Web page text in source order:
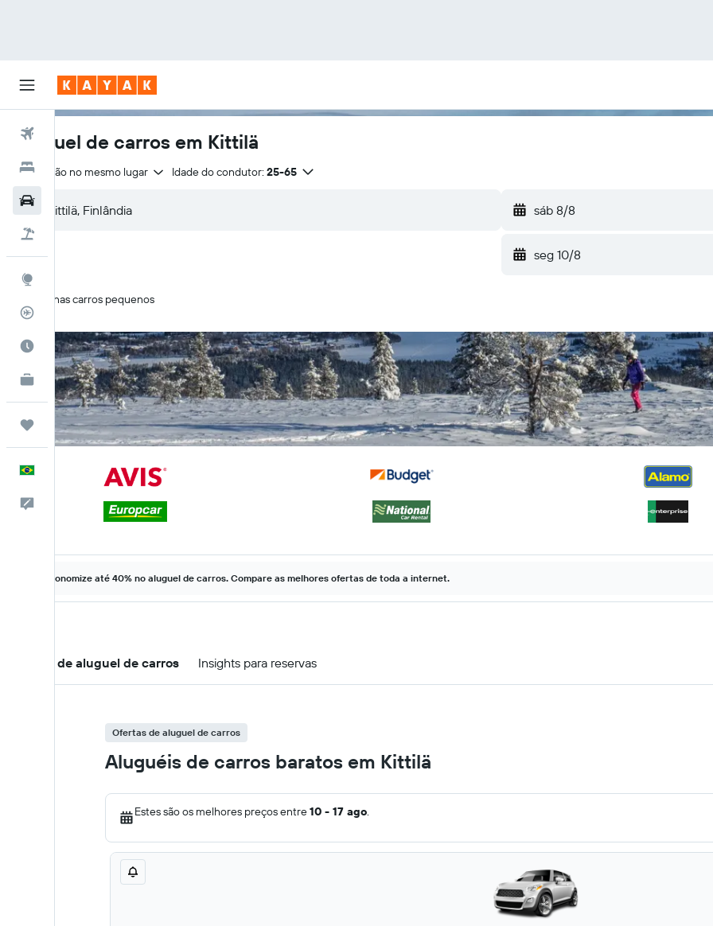
Voos
Hotéis
Quando ir
KAYAK for Business
NOVO
Trips
Comentários
Aluguel de carros em Kittilä
Devolução no mesmo lugar Idade do condutor: 25-65
sáb 8/8
seg 10/8
Apenas carros pequenos
Economize até 40% no aluguel de carros. Compare as melhores ofertas de toda a internet.
Ofertas de aluguel de carros Insights para reservas
Ofertas de aluguel de carros
Aluguéis de carros baratos em Kittilä
Estes são os melhores preços entre10 - 17 ago.